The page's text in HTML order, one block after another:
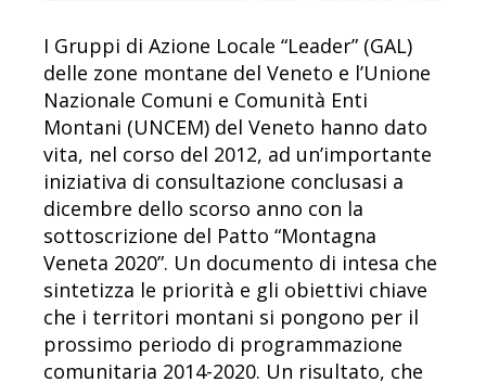
I Gruppi di Azione Locale “Leader” (GAL)
delle zone montane del Veneto e l’Unione
Nazionale Comuni e Comunità Enti
Montani (UNCEM) del Veneto hanno dato
vita, nel corso del 2012, ad un’importante
iniziativa di consultazione conclusasi a
dicembre dello scorso anno con la
sottoscrizione del Patto “Montagna
Veneta 2020”. Un documento di intesa che
sintetizza le priorità e gli obiettivi chiave
che i territori montani si pongono per il
prossimo periodo di programmazione
comunitaria 2014-2020. Un risultato, che